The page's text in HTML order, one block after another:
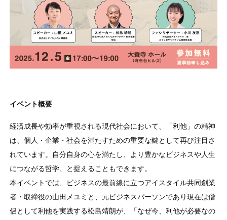
イベント概要
経済成長や効率が重視される現代社会において、「利他」の精神
は、個人・企業・社会を満たすための重要な鍵として再び注目さ
れています。自分自身の心を満たし、より豊かなビジネスや人生
につながる哲学、と捉えることもできます。
本イベントでは、ビジネスの最前線に立つアイスタイル共同創業
者・取締役の山田メユミと、元ビジネスパーソンであり現在は僧
侶として利他を実践する松島靖朗が、「なぜ今、利他が必要なの